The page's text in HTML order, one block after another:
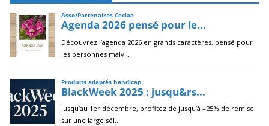
i
v
e
s